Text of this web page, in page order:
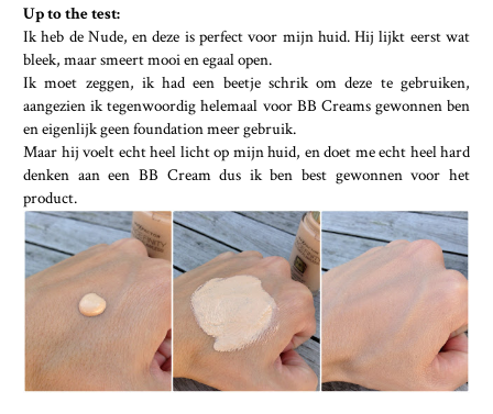
Up to the test:
Ik heb de Nude, en deze is perfect voor mijn huid. Hij lijkt eerst wat
bleek, maar smeert mooi en egaal open.
Ik moet zeggen, ik had een beetje schrik om deze te gebruiken,
aangezien ik tegenwoordig helemaal voor BB Creams gewonnen ben
en eigenlijk geen foundation meer gebruik.
Maar hij voelt echt heel licht op mijn huid, en doet me echt heel hard
denken aan een BB Cream dus ik ben best gewonnen voor het
product.